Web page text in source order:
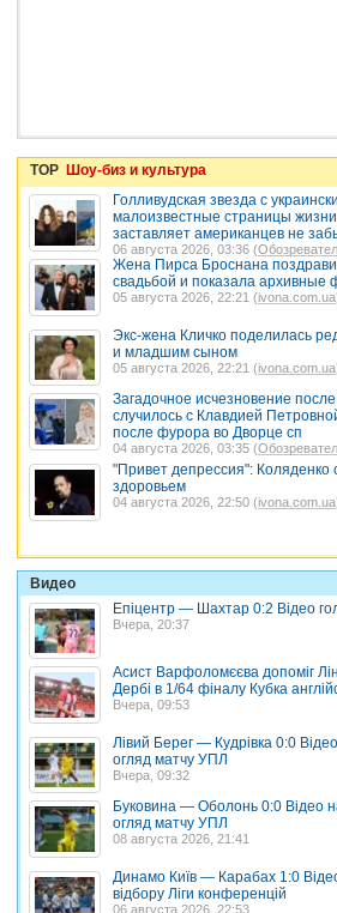
TOP Шоу-биз и культура
Голливудская звезда с
малоизвестные страницы
заставляет американцев не
06 августа 2026, 03:36 (
Жена Пирса Броснана
свадьбой и показала архивные
05 августа 2026, 22:21 (ivona.com.ua
Экс-жена Кличко поделилась
и младшим сыном
05 августа 2026, 22:21 (ivona.com.ua
Загадочное исчезновение после
случилось с Клавдией
после фурора во Дворце сп
04 августа 2026, 03:35 (
"Привет депрессия":
здоровьем
04 августа 2026, 22:50 (ivona.com.ua
Видео
Епіцентр — Шахтар 0:2 Відео
Вчера, 20:37
Асист Варфоломєєва допоміг
Дербі в 1/64 фіналу Кубка
Вчера, 09:53
Лівий Берег — Кудрівка 0:0
огляд матчу УПЛ
Вчера, 09:32
Буковина — Оболонь 0:0 Відео
огляд матчу УПЛ
08 августа 2026, 21:41
Динамо Київ — Карабах 1:0
відбору Ліги конференцій
06 августа 2026, 22:53